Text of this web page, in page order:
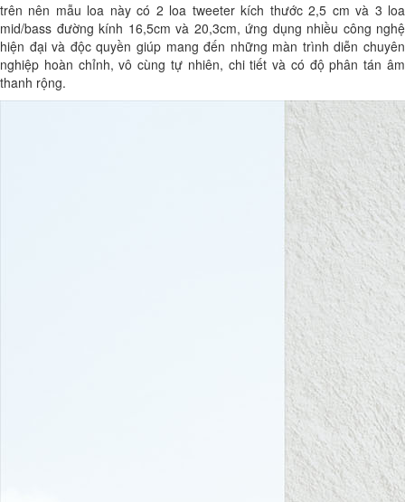
trên nên mẫu loa này có 2 loa tweeter kích thước 2,5 cm và 3 loa
mid/bass đường kính 16,5cm và 20,3cm, ứng dụng nhiều công nghệ
hiện đại và độc quyền giúp mang đến những màn trình diễn chuyên
nghiệp hoàn chỉnh, vô cùng tự nhiên, chi tiết và có độ phân tán âm
thanh rộng.